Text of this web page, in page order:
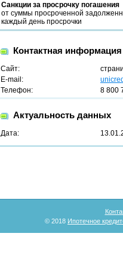
Санкции за просрочку погашения
от суммы просроченной
каждый день просрочки
Контактная информация
Сайт:
E-mail:
Телефон:
8 800
Актуальность данных
Дата:
© 2018 Ипотечное